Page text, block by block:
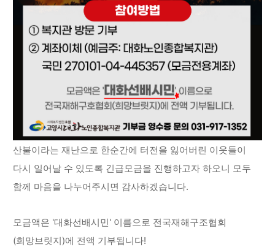
산불이라는 재난으로 한순간에 터전을 잃어버린 이웃들이
다시 일어날 수 있도록 긴급모금을 진행하고자 하오니 모두
함께 마음을 나누어주시면 감사하겠습니다.
모금액은 '대화선배시민' 이름으로 전국재해구조협회
(희망브릿지)에 전액 기부됩니다!